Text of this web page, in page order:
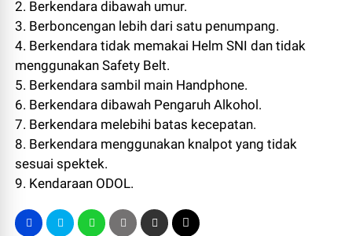
2. Berkendara dibawah umur.
3. ⁠Berboncengan lebih dari satu penumpang.
4. Berkendara tidak memakai Helm SNI dan tidak
menggunakan Safety Belt.
5. Berkendara sambil main Handphone.
6. Berkendara dibawah Pengaruh Alkohol.
7. Berkendara melebihi batas kecepatan.
8. Berkendara menggunakan knalpot yang tidak
sesuai spektek.
9. Kendaraan ODOL.